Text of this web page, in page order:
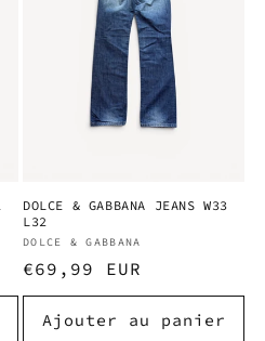
DOLCE & GABBANA JEANS W33
L32
Fournisseur :
DOLCE & GABBANA
Prix
habituel
€69,99 EUR
Ajouter au panier